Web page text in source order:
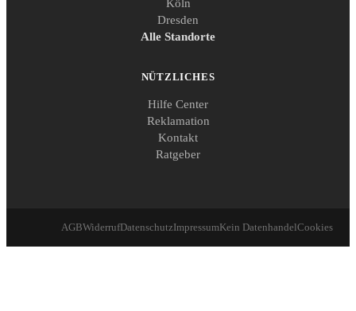
Köln
Dresden
Alle Standorte
NÜTZLICHES
Hilfe Center
Reklamation
Kontakt
Ratgeber
AGBWiderrufDatenschutzImpressumKein DatenhandelCookies